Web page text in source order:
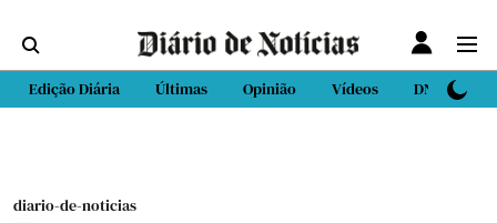
Edição Diária Últimas Opinião Vídeos DN Sport
diario-de-noticias